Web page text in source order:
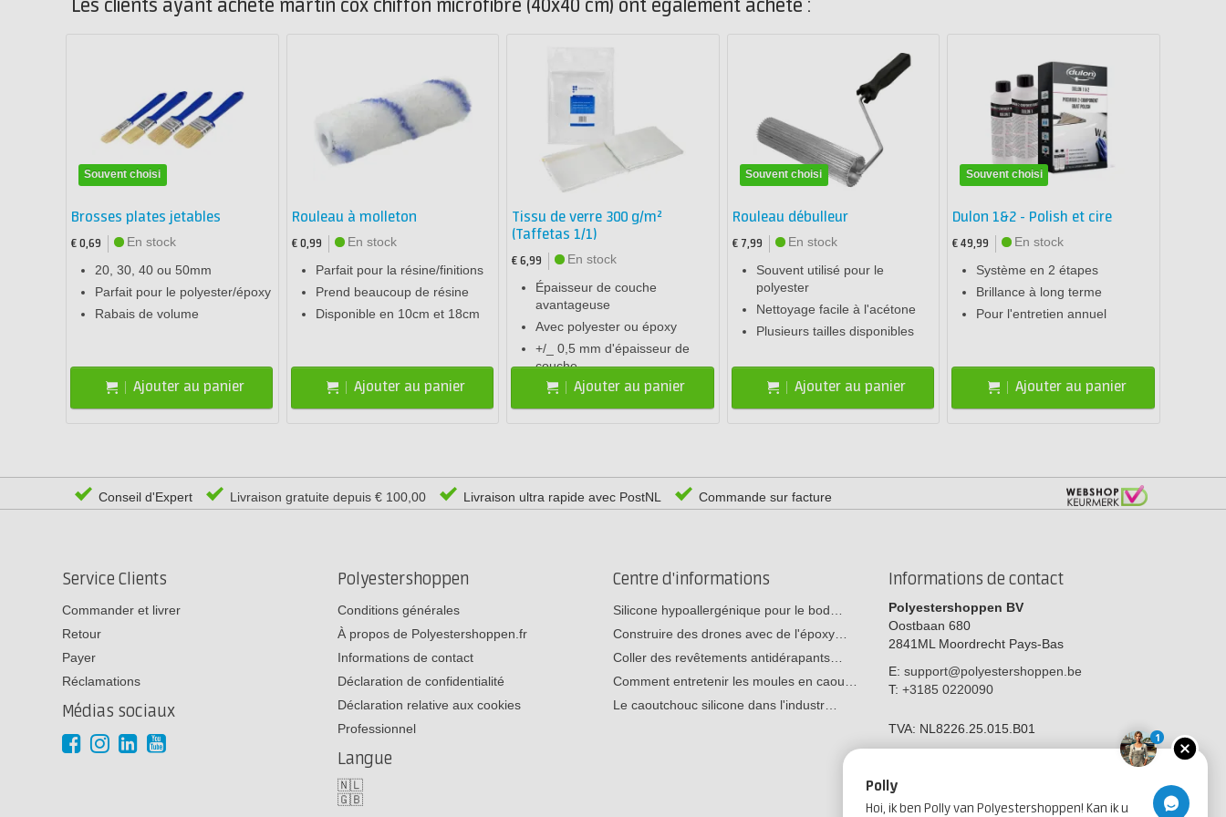
Les clients ayant acheté martin cox chiffon microfibre (40x40 cm) ont également acheté :
Souvent choisi
Brosses plates jetables
€ 0,69
En stock
20, 30, 40 ou 50mm
Parfait pour le polyester/époxy
Rabais de volume
Ajouter au panier
Rouleau à molleton
€ 0,99
En stock
Parfait pour la résine/finitions
Prend beaucoup de résine
Disponible en 10cm et 18cm
Ajouter au panier
Tissu de verre 300 g/m²
(Taffetas 1/1)
€ 6,99
En stock
Épaisseur de couche
avantageuse
Avec polyester ou époxy
+/_ 0,5 mm d'épaisseur de
couche
Ajouter au panier
Souvent choisi
Rouleau débulleur
€ 7,99
En stock
Souvent utilisé pour le
polyester
Nettoyage facile à l'acétone
Plusieurs tailles disponibles
Ajouter au panier
Souvent choisi
Dulon 1&2 - Polish et cire
€ 49,99
En stock
Système en 2 étapes
Brillance à long terme
Pour l'entretien annuel
Ajouter au panier
Conseil d'Expert Livraison gratuite depuis € 100,00 Livraison ultra rapide avec PostNL Commande sur facture
Service Clients
Commander et livrer
Retour
Payer
Réclamations
Médias sociaux
Polyestershoppen
Conditions générales
À propos de Polyestershoppen.fr
Informations de contact
Déclaration de confidentialité
Déclaration relative aux cookies
Professionnel
Langue
🇳🇱
🇬🇧
Centre d'informations
Silicone hypoallergénique pour le bod…
Construire des drones avec de l'époxy…
Coller des revêtements antidérapants…
Comment entretenir les moules en caou…
Le caoutchouc silicone dans l'industr…
Informations de contact
Polyestershoppen BV
Oostbaan 680
2841ML Moordrecht Pays-Bas
E: support@polyestershoppen.be
T: +3185 0220090
TVA: NL8226.25.015.B01
1
Polly
Hoi, ik ben Polly van Polyestershoppen! Kan ik u